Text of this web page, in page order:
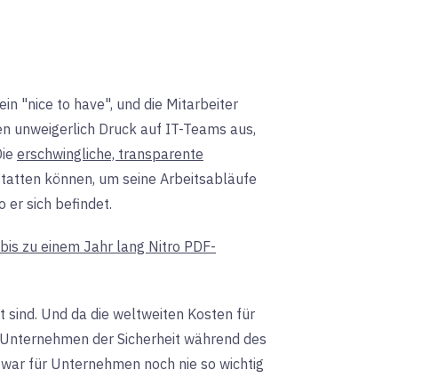
"nice to have", und die Mitarbeiter
unweigerlich Druck auf IT-Teams aus,
erschwingliche, transparente
können, um seine Arbeitsabläufe
er sich befindet.
bis zu einem Jahr lang Nitro PDF-
sind. Und da die weltweiten Kosten für
der Sicherheit während des
war für Unternehmen noch nie so wichtig